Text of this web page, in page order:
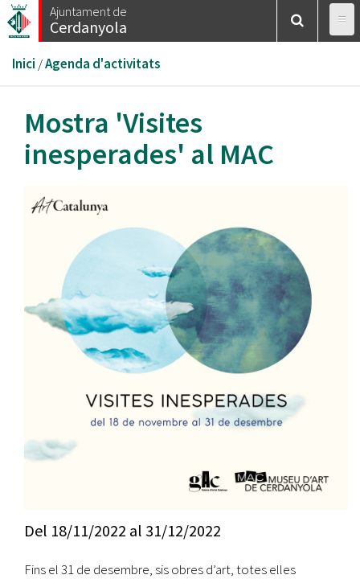
Vés
al
Ajuntament de
Cerdanyola
Esteu
aquí
Inici /Agenda d'activitats
Mostra 'Visites
inesperades' al MAC
Del 18/11/2022 al 31/12/2022
Fins el 31 de desembre, sis obres d’art, totes elles